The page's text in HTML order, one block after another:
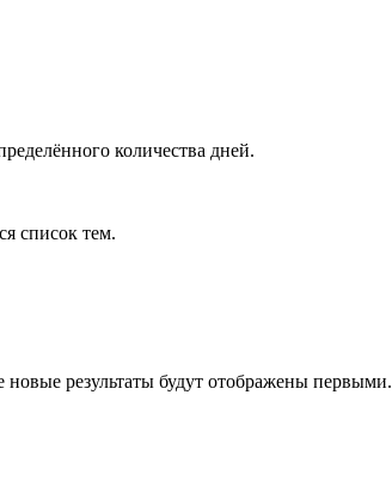
количества дней.
список тем.
результаты будут отображены первыми.